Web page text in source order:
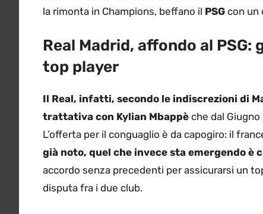
la rimonta in Champions, beffano il PSG con un
Real Madrid, affondo al
top player
Il Real, infatti, secondo le indiscrezioni di
trattativa con Kylian Mbappè che dal
L’offerta per il conguaglio è da capogiro: il
già noto, quel che invece sta emergendo
accordo senza precedenti per assicurarsi un
disputa fra i due club.